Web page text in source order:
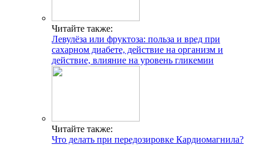
Читайте также:
Левулёза или фруктоза: польза и вред при
сахарном диабете, действие на организм и
действие, влияние на уровень гликемии
Читайте также:
Что делать при передозировке Кардиомагнила?